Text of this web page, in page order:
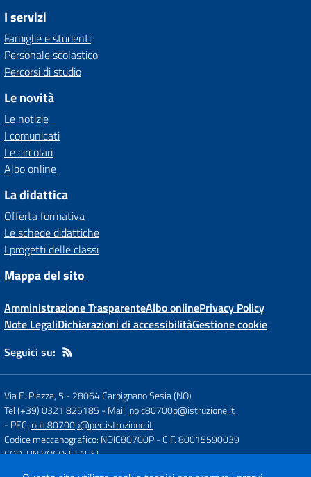
I servizi
Famiglie e studenti
Personale scolastico
Percorsi di studio
Le novità
Le notizie
I comunicati
Le circolari
Albo online
La didattica
Offerta formativa
Le schede didattiche
I progetti delle classi
Mappa del sito
Amministrazione TrasparenteAlbo onlinePrivacy Policy
Note LegaliDichiarazioni di accessibilitàGestione cookie
Seguici su:
Via E. Piazza, 5 -28064 Carpignano Sesia (NO)
Tel (+39) 0321 825185 - Mail: noic80700p@istruzione.it
- PEC: noic80700p@pec.istruzione.it
Codice meccanografico: NOIC80700P- C.F. 80015590039
COD. UNIVOCO: UFAUSI